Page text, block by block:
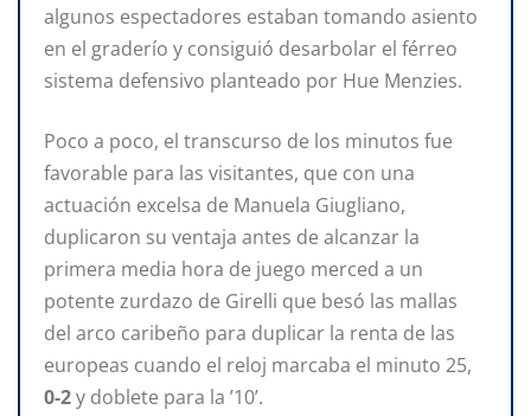
algunos espectadores estaban tomando asiento
en el graderío y consiguió desarbolar el férreo
sistema defensivo planteado por Hue Menzies.
Poco a poco, el transcurso de los minutos fue
favorable para las visitantes, que con una
actuación excelsa de Manuela Giugliano,
duplicaron su ventaja antes de alcanzar la
primera media hora de juego merced a un
potente zurdazo de Girelli que besó las mallas
del arco caribeño para duplicar la renta de las
europeas cuando el reloj marcaba el minuto 25,
0-2y doblete para la ’10’.